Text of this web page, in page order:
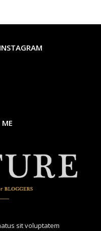
sit voluptatem